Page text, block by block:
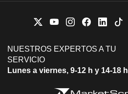
NUESTROS EXPERTOS A TU
SERVICIO
Lunes a viernes, 9-12 h y 14-18 h